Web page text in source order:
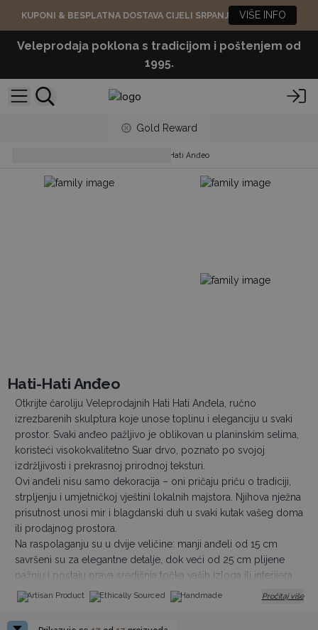
KUPONI & BESPLATNA DOSTAVA CIJELI SRPANJ VIŠE INFO
Veleprodaja poklona s tradicijom i poštenjem od
1995.
Gold Reward
Hati-Hati Anđeo
Hati-Hati Anđeo
Otkrijte čaroliju Veleprodajnih Hati Hati Anđela, ručno
izrezbarenih skulptura koje unose toplinu i eleganciju u svaki
prostor. Svaki anđeo pažljivo je oblikovan u planinskim selima,
koristeći visokokvalitetno Suar drvo, poznato po svojoj
izdržljivosti i prekrasnoj prirodnoj teksturi.
Ovi anđeli nisu samo dekoracija – oni pričaju priču o tradiciji,
strpljenju i umjetničkoj vještini lokalnih majstora. Njihova nježna
prisutnost unosi mir i blagdanski duh u svaki kutak vašeg doma
ili prodajnog prostora.
Na raspolaganju su u dvije veličine: manji anđeli od 15 cm
savršeni su za elegantne detalje, dok veći od 25 cm plijene
pažnju i postaju prava središnja točka vaših izloga ili interijera.
Izaberite veličinu koja najbolje odgovara vašoj ponudi i stvorite
Neka nas prisutnost Hati-Hati anđela podsjeti da svatko od nas
Artisan Product Ethically Sourced Handmade Pročitaj više